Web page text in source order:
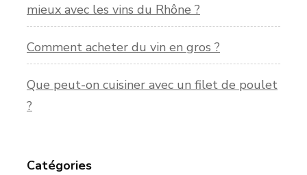
mieux avec les vins du Rhône ?
Comment acheter du vin en gros ?
Que peut-on cuisiner avec un filet de poulet
?
Catégories